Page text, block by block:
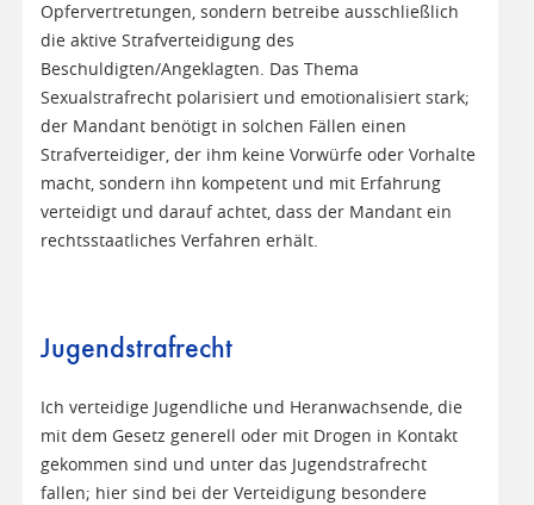
Opfervertretungen, sondern betreibe ausschließlich
die aktive Strafverteidigung des
Beschuldigten/Angeklagten. Das Thema
Sexualstrafrecht polarisiert und emotionalisiert stark;
der Mandant benötigt in solchen Fällen einen
Strafverteidiger, der ihm keine Vorwürfe oder Vorhalte
macht, sondern ihn kompetent und mit Erfahrung
verteidigt und darauf achtet, dass der Mandant ein
rechtsstaatliches Verfahren erhält.
Jugendstrafrecht
Ich verteidige Jugendliche und Heranwachsende, die
mit dem Gesetz generell oder mit Drogen in Kontakt
gekommen sind und unter das Jugendstrafrecht
fallen; hier sind bei der Verteidigung besondere